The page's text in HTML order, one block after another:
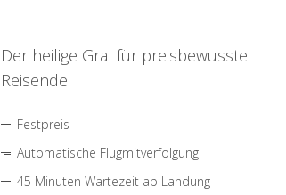
Der heilige Gral für preisbewusste
Reisende
Festpreis
Automatische Flugmitverfolgung
45 Minuten Wartezeit ab Landung